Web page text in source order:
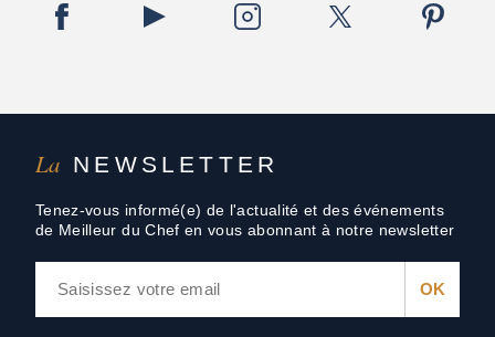
La NEWSLETTER
Tenez-vous informé(e) de l'actualité et des événements
de Meilleur du Chef en vous abonnant à notre newsletter